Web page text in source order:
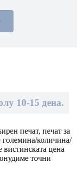
10-15 дена.
печат, печат за
големина/количина/
вистинската цена
точни